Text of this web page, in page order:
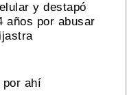
y destapó
años por abusar
por ahí